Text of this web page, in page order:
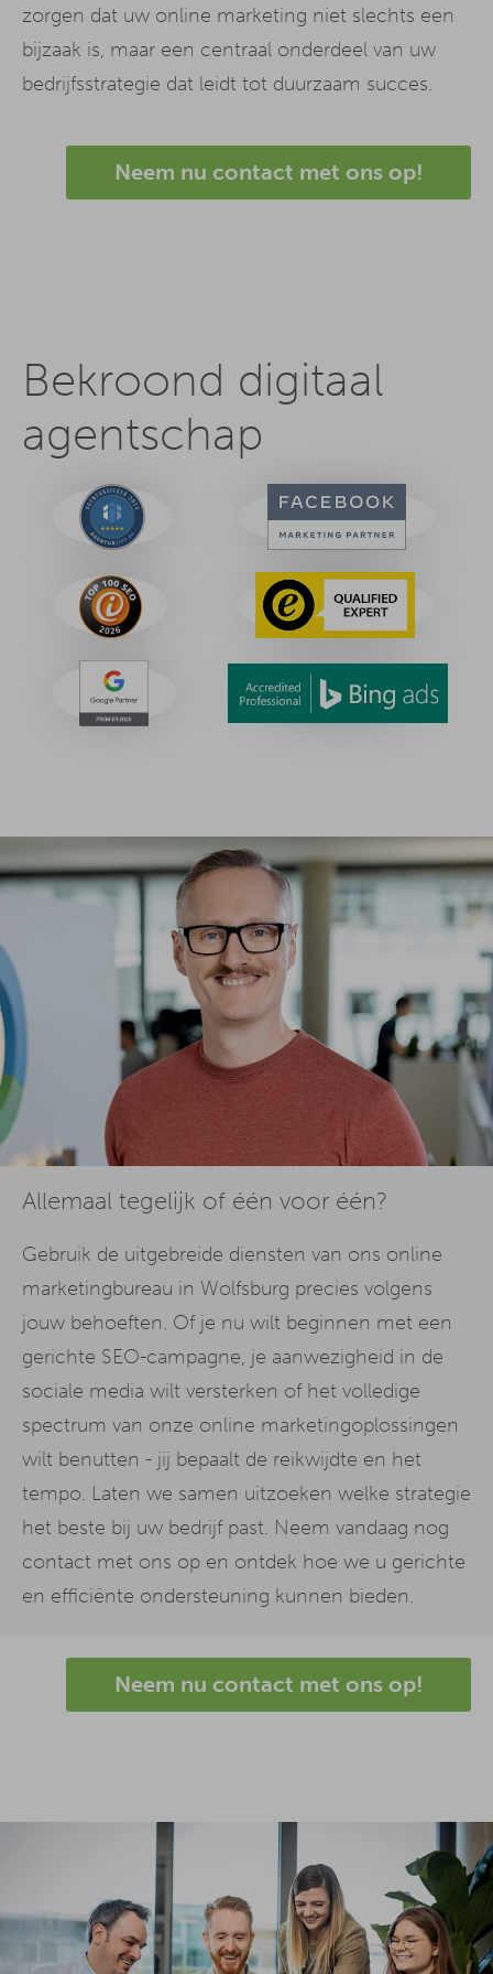
zorgen dat uw online marketing niet slechts een
bijzaak is, maar een centraal onderdeel van uw
bedrijfsstrategie dat leidt tot duurzaam succes.
Neem nu contact met ons op!
Bekroond digitaal
agentschap
Allemaal tegelijk of één voor één?
Gebruik de uitgebreide diensten van ons online
marketingbureau in Wolfsburg precies volgens
jouw behoeften. Of je nu wilt beginnen met een
gerichte SEO-campagne, je aanwezigheid in de
sociale media wilt versterken of het volledige
spectrum van onze online marketingoplossingen
wilt benutten - jij bepaalt de reikwijdte en het
tempo. Laten we samen uitzoeken welke strategie
het beste bij uw bedrijf past. Neem vandaag nog
contact met ons op en ontdek hoe we u gerichte
en efficiënte ondersteuning kunnen bieden.
Neem nu contact met ons op!